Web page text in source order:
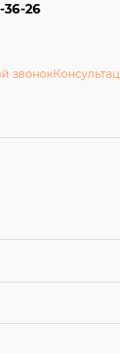
36-26
звонок